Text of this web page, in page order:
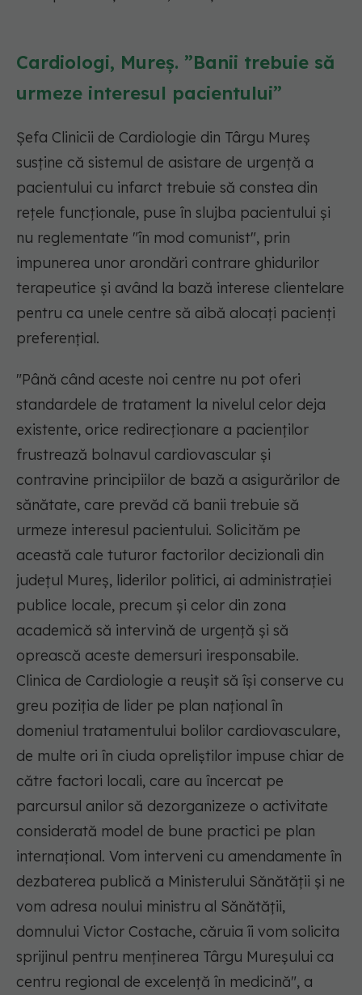
Cardiologi, Mureș. ”Banii trebuie să
urmeze interesul pacientului”
Şefa Clinicii de Cardiologie din Târgu Mureş
susţine că sistemul de asistare de urgenţă a
pacientului cu infarct trebuie să constea din
reţele funcţionale, puse în slujba pacientului şi
nu reglementate "în mod comunist", prin
impunerea unor arondări contrare ghidurilor
terapeutice şi având la bază interese clientelare
pentru ca unele centre să aibă alocaţi pacienţi
preferenţial.
"Până când aceste noi centre nu pot oferi
standardele de tratament la nivelul celor deja
existente, orice redirecţionare a pacienţilor
frustrează bolnavul cardiovascular şi
contravine principiilor de bază a asigurărilor de
sănătate, care prevăd că banii trebuie să
urmeze interesul pacientului. Solicităm pe
această cale tuturor factorilor decizionali din
judeţul Mureş, liderilor politici, ai administraţiei
publice locale, precum şi celor din zona
academică să intervină de urgenţă şi să
oprească aceste demersuri iresponsabile.
Clinica de Cardiologie a reuşit să îşi conserve cu
greu poziţia de lider pe plan naţional în
domeniul tratamentului bolilor cardiovasculare,
de multe ori în ciuda opreliştilor impuse chiar de
către factori locali, care au încercat pe
parcursul anilor să dezorganizeze o activitate
considerată model de bune practici pe plan
internaţional. Vom interveni cu amendamente în
dezbaterea publică a Ministerului Sănătăţii şi ne
vom adresa noului ministru al Sănătăţii,
domnului Victor Costache, căruia îi vom solicita
sprijinul pentru menţinerea Târgu Mureşului ca
centru regional de excelenţă în medicină", a